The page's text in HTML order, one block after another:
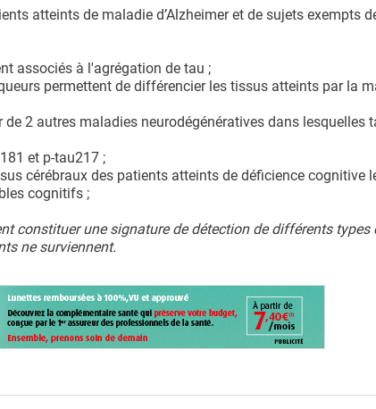
atteints de maladie d’Alzheimer et de sujets exempts
associés à l'agrégation de tau ;
permettent de différencier les tissus atteints par la
2 autres maladies neurodégénératives dans lesquelles
et p-tau217 ;
cérébraux des patients atteints de déficience cognitive
cognitifs ;
constituer une signature de détection de différents types
ne surviennent.